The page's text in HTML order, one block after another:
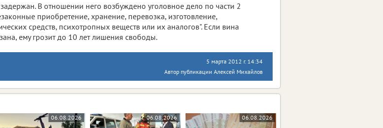
В отношении него возбуждено уголовное дело по части 2
приобретение, хранение, перевозка, изготовление,
средств, психотропных веществ или их аналогов". Если вина
ему грозит до 10 лет лишения свободы.
5 марта 2012 г. 14:34
Автор публикации Алексей Михайлов
06.08.2026 06.08.2026 06.08.2026